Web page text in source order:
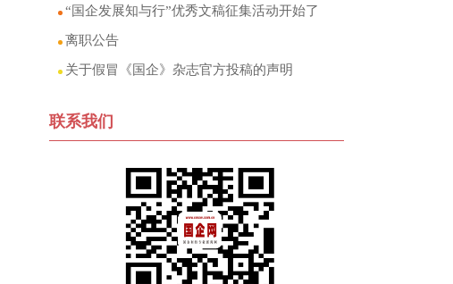
“国企发展知与行”优秀文稿征集活动开始了
离职公告
关于假冒《国企》杂志官方投稿的声明
联系我们